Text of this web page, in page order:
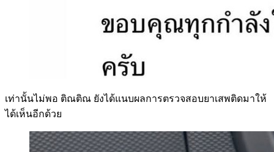
เท่านั้นไม่พอ ติณติณ ยังได้แนบผลการตรวจสอบยาเสพติดมาให้
ได้เห็นอีกด้วย